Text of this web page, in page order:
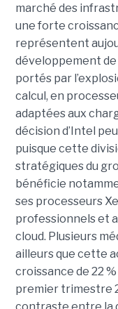
marché des
une forte
représentent
développement de
portés par
calcul, en
adaptées aux
décision d’Intel
puisque cette
stratégiques du
bénéficie
ses processeurs
professionnels et
cloud. Plusieurs
ailleurs que cette
croissance de 22
premier trimestre